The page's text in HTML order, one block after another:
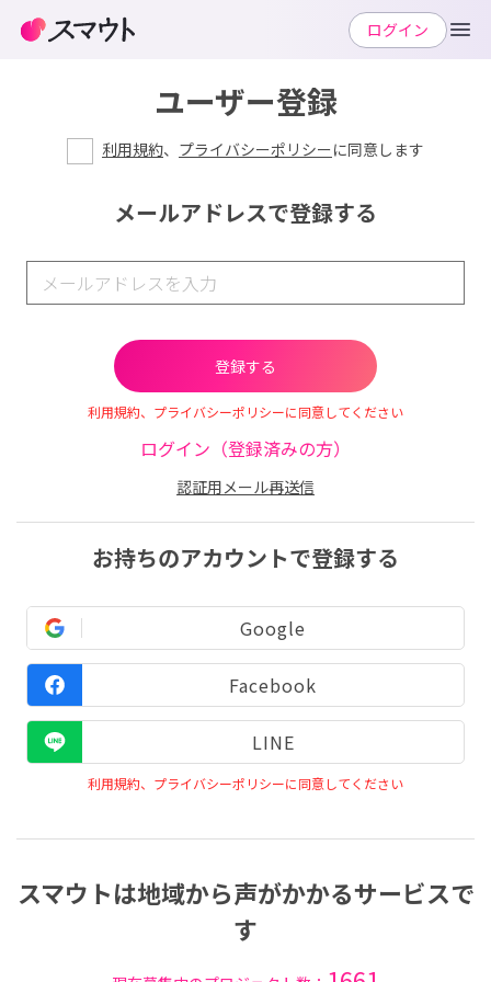
ユーザー登録
利用規約、 プライバシーポリシーに同意します
メールアドレスで登録する
利用規約、プライバシーポリシーに同意してください
ログイン（登録済みの方）
認証用メール再送信
お持ちのアカウントで登録する
Google
Facebook
LINE
利用規約、プライバシーポリシーに同意してください
スマウトは地域から声がかかるサービスで
す
ログイン